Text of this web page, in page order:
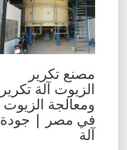
مصنع تكرير
الزيوت آلة تكرير
ومعالجة الزيوت
في مصر | جودة
آلة